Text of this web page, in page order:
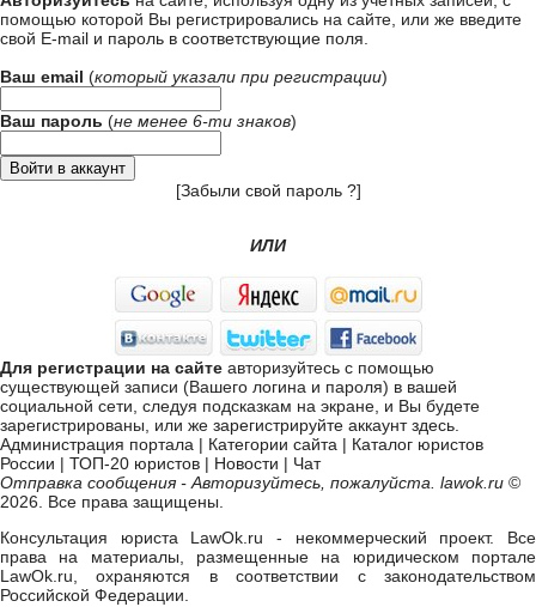
помощью которой Вы регистрировались на сайте, или же введите
свой E-mail и пароль в соответствующие поля
Ваш email (который указали при регистрации)
Ваш пароль (не менее 6-ти знаков)
[Забыли свой пароль ?]
ИЛИ
Для регистрации на сайте авторизуйтесь с помощью
существующей записи (Вашего логина и пароля) в вашей
социальной сети, следуя подсказкам на экране, и Вы будете
зарегистрированы, или же зарегистрируйте аккаунт здесь
Администрация портала | Категории сайта | Каталог юристов
России | ТОП-20 юристов | Новости | Чат
Отправка сообщения - Авторизуйтесь, пожалуйста. lawok.ru ©
2026. Все права защищены.
Консультация юриста LawOk.ru - некоммерческий проект. Все
права на материалы, размещенные на юридическом портале
LawOk.ru, охраняются в соответствии с законодательством
Российской Федерации.